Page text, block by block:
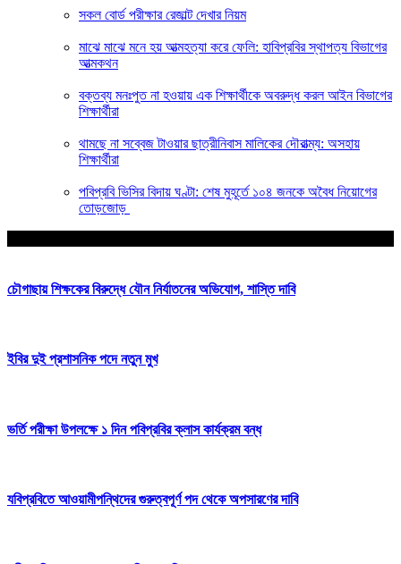
সকল বোর্ড পরীক্ষার রেজাল্ট দেখার নিয়ম
মাঝে মাঝে মনে হয় আত্মহত্যা করে ফেলি: হাবিপ্রবির স্থাপত্য বিভাগের
আত্মকথন
বক্তব্য মনঃপুত না হওয়ায় এক শিক্ষার্থীকে অবরুদ্ধ করল আইন বিভাগের
শিক্ষার্থীরা
থামছে না সব্বেজ টাওয়ার ছাত্রীনিবাস মালিকের দৌরাত্ম্য: অসহায়
শিক্ষার্থীরা
পবিপ্রবি ভিসির বিদায় ঘণ্টা: শেষ মুহূর্তে ১০৪ জনকে অবৈধ নিয়োগের
তোড়জোড়
চৌগাছায় শিক্ষকের বিরুদ্ধে যৌন নির্যাতনের অভিযোগ, শাস্তি দাবি
ইবির দুই প্রশাসনিক পদে নতুন মুখ
ভর্তি পরীক্ষা উপলক্ষে ১ দিন পবিপ্রবির ক্লাস কার্যক্রম বন্ধ
যবিপ্রবিতে আওয়ামীপন্থিদের গুরুত্বপূর্ণ পদ থেকে অপসারণের দাবি